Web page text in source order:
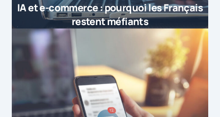
IA et e-commerce : pourquoi les Français
restent méfiants